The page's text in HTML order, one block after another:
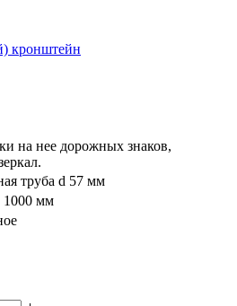
кронштейн
на нее дорожных знаков,
труба d 57 мм
1000 мм